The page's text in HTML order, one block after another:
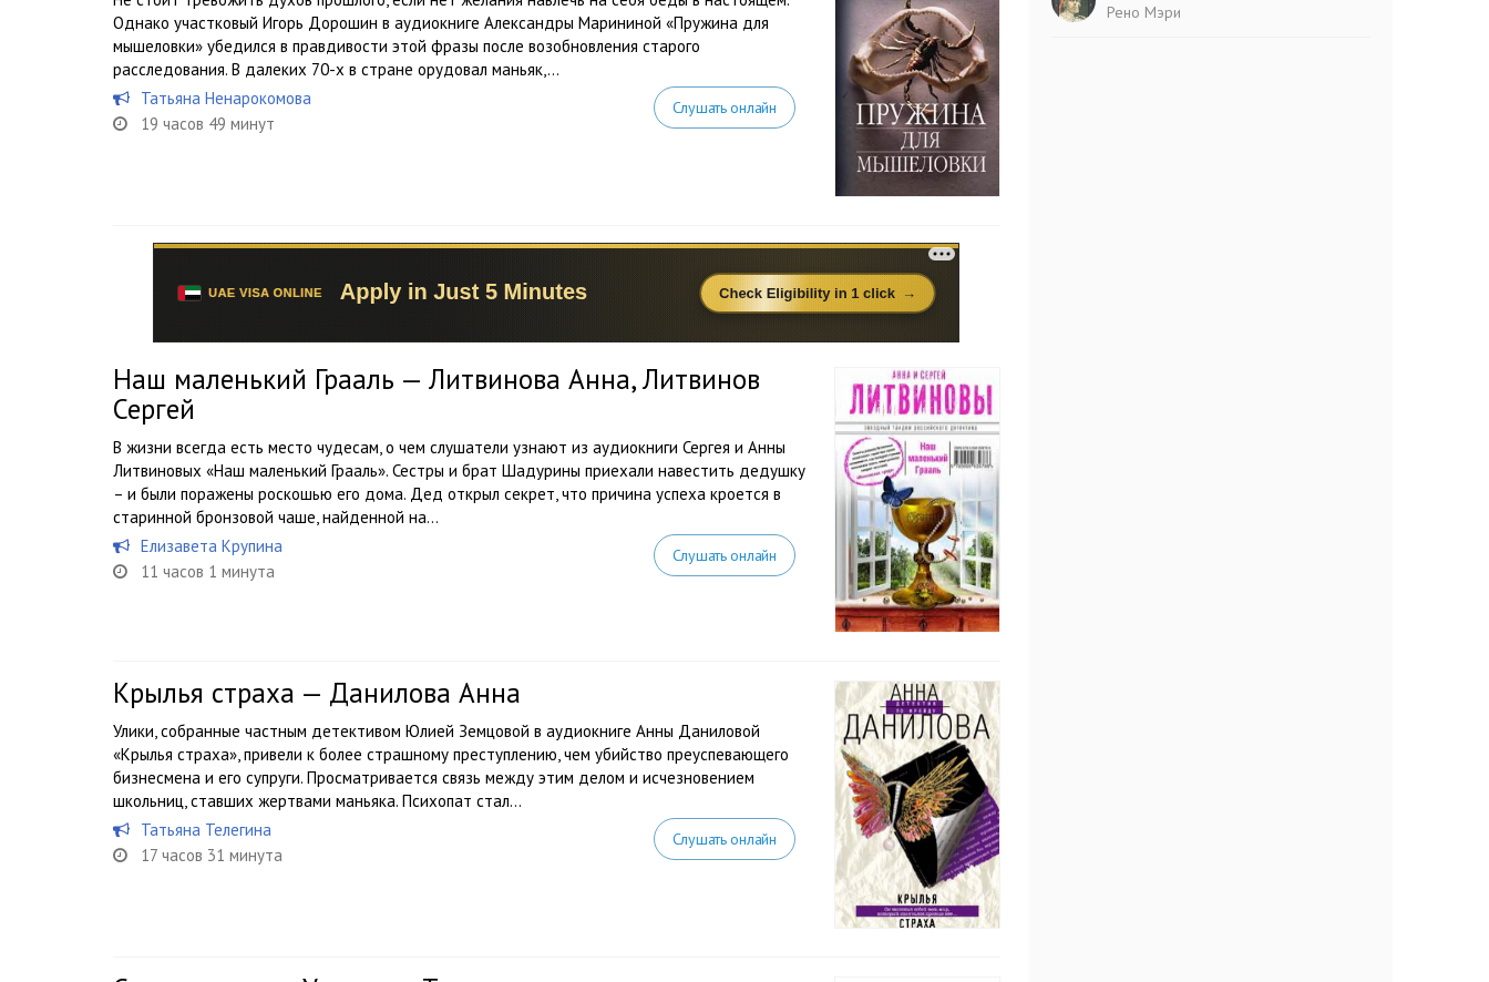
Однако участковый Игорь Дорошин в аудиокниге Александры Марининой «Пружина для
мышеловки» убедился в правдивости этой фразы после возобновления старого
расследования. В далеких 70-х в стране орудовал маньяк,...
Татьяна Ненарокомова
19 часов 49 минут
Слушать онлайн
Наш маленький Грааль — Литвинова Анна, Литвинов
Сергей
В жизни всегда есть место чудесам, о чем слушатели узнают из аудиокниги Сергея и Анны
Литвиновых «Наш маленький Грааль». Сестры и брат Шадурины приехали навестить дедушку
– и были поражены роскошью его дома. Дед открыл секрет, что причина успеха кроется в
старинной бронзовой чаше, найденной на...
Елизавета Крупина
11 часов 1 минута
Слушать онлайн
Крылья страха — Данилова Анна
Улики, собранные частным детективом Юлией Земцовой в аудиокниге Анны Даниловой
«Крылья страха», привели к более страшному преступлению, чем убийство преуспевающего
бизнесмена и его супруги. Просматривается связь между этим делом и исчезновением
школьниц, ставших жертвами маньяка. Психопат стал...
Татьяна Телегина
17 часов 31 минута
Слушать онлайн
Рено Мэри